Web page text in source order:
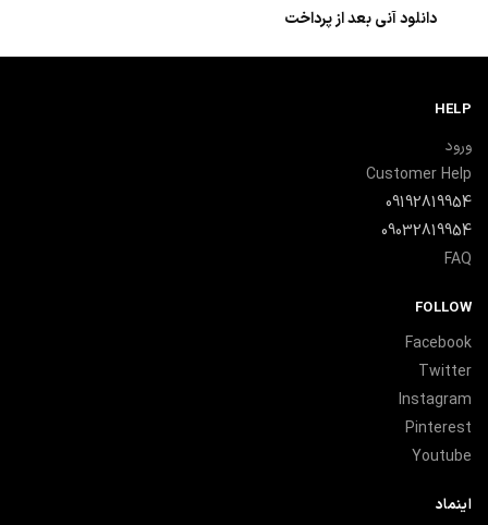
دانلود آنی بعد از پرداخت
HELP
ورود
Customer Help
09192819954
09032819954
FAQ
FOLLOW
Facebook
Twitter
Instagram
Pinterest
Youtube
اینماد